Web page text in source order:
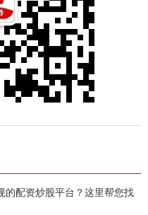
的配资炒股平台？这里帮您找